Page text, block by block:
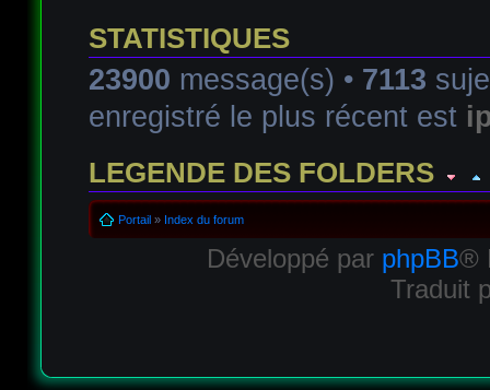
STATISTIQUES
23900 message(s) • 7113
enregistré le plus récent est
LEGENDE DES FOLDERS
Forum fermé, non lu Forum avec sous-
Portail» Index du forum
Développé par phpBB®
Traduit